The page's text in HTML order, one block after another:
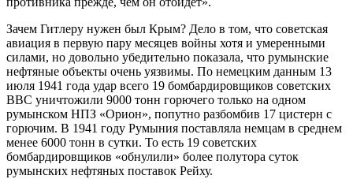
Зачем Гитлеру нужен был Крым? Дело в том, что советская
авиация в первую пару месяцев войны хотя и умеренными
силами, но довольно убедительно показала, что румынские
нефтяные объекты очень уязвимы. По немецким данным 13
июля 1941 года удар всего 19 бомбардировщиков советских
ВВС уничтожили 9000 тонн горючего только на одном
румынском НПЗ «Орион», попутно разбомбив 17 цистерн с
горючим. В 1941 году Румыния поставляла немцам в среднем
менее 6000 тонн в сутки. То есть 19 советских
бомбардировщиков «обнулили» более полутора суток
румынских нефтяных поставок Рейху.